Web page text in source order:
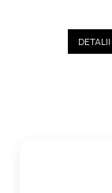
DETALII